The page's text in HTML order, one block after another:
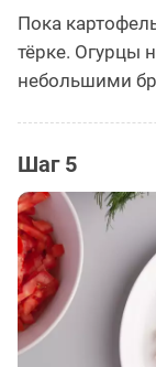
Пока
тёрке. Огурцы
небольшими
Шаг 5